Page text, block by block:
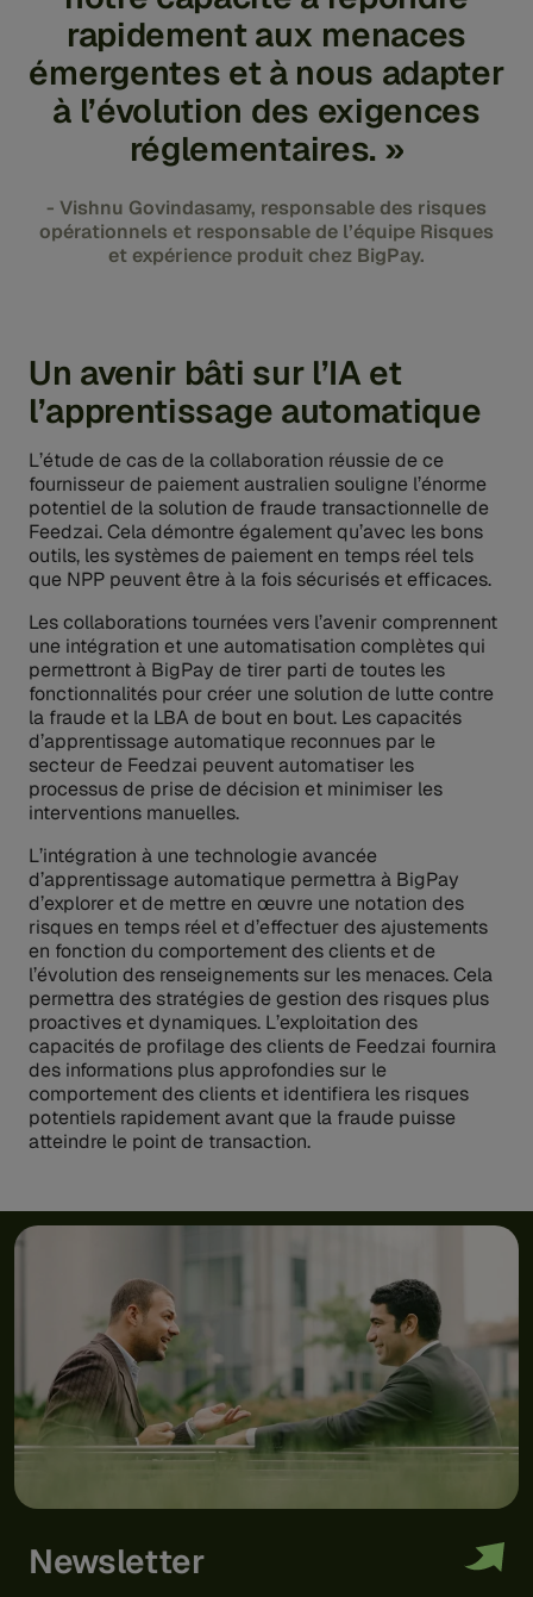
rapidement aux menaces
émergentes et à nous adapter
à l’évolution des exigences
réglementaires. »
- Vishnu Govindasamy, responsable des risques
opérationnels et responsable de l’équipe Risques
et expérience produit chez BigPay.
Un avenir bâti sur l’IA et
l’apprentissage automatique
L’étude de cas de la collaboration réussie de ce
fournisseur de paiement australien souligne l’énorme
potentiel de la solution de fraude transactionnelle de
Feedzai. Cela démontre également qu’avec les bons
outils, les systèmes de paiement en temps réel tels
que NPP peuvent être à la fois sécurisés et efficaces.
Les collaborations tournées vers l’avenir comprennent
une intégration et une automatisation complètes qui
permettront à BigPay de tirer parti de toutes les
fonctionnalités pour créer une solution de lutte contre
la fraude et la LBA de bout en bout. Les capacités
d’apprentissage automatique reconnues par le
secteur de Feedzai peuvent automatiser les
processus de prise de décision et minimiser les
interventions manuelles.
L’intégration à une technologie avancée
d’apprentissage automatique permettra à BigPay
d’explorer et de mettre en œuvre une notation des
risques en temps réel et d’effectuer des ajustements
en fonction du comportement des clients et de
l’évolution des renseignements sur les menaces. Cela
permettra des stratégies de gestion des risques plus
proactives et dynamiques. L’exploitation des
capacités de profilage des clients de Feedzai fournira
des informations plus approfondies sur le
comportement des clients et identifiera les risques
potentiels rapidement avant que la fraude puisse
atteindre le point de transaction.
Newsletter